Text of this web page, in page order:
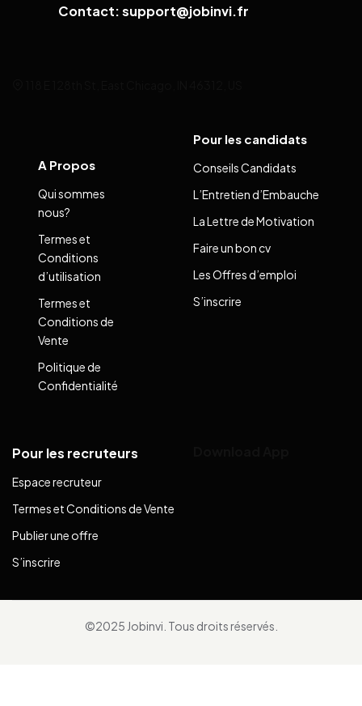
Contact: support@jobinvi.fr
A Propos
Qui sommes
nous?
Termes et
Conditions
d’utilisation
Termes et
Conditions de
Vente
Politique de
Confidentialité
Pour les candidats
Conseils Candidats
L’Entretien d’Embauche
La Lettre de Motivation
Faire un bon cv
Les Offres d’emploi
S’inscrire
Pour les recruteurs
Espace recruteur
Termes et Conditions de Vente
Publier une offre
S’inscrire
©2025 Jobinvi. Tous droits réservés.